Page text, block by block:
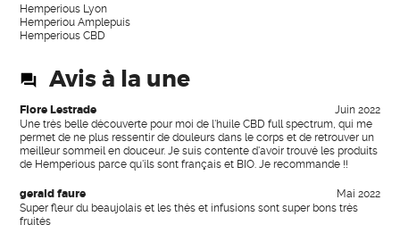
Hemperious Lyon
Hemperiou Amplepuis
Hemperious CBD
Avis à la une
Flore Lestrade
Juin 2022
Une très belle découverte pour moi de l'huile CBD full spectrum, qui me
permet de ne plus ressentir de douleurs dans le corps et de retrouver un
meilleur sommeil en douceur. Je suis contente d'avoir trouvé les produits
de Hemperious parce qu'ils sont français et BIO. Je recommande !!
gerald faure
Mai 2022
Super fleur du beaujolais et les thés et infusions sont super bons très
fruités